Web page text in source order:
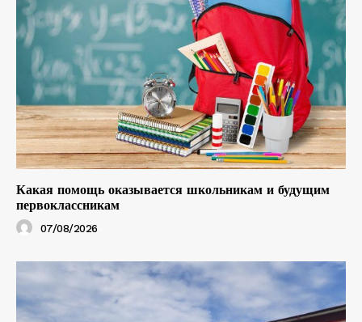
Какая помощь оказывается школьникам и будущим
первоклассникам
07/08/2026